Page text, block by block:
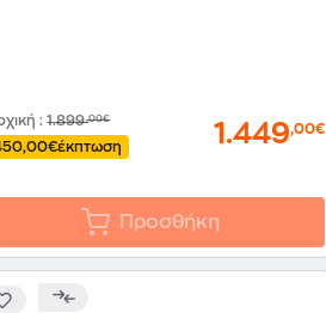
:1.899,00€
έκπτωση 1.449,00€
Προσθήκη